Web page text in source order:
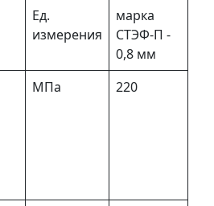
Ед.
измерения
марка
СТЭФ-П -
0,8 мм
МПа 220